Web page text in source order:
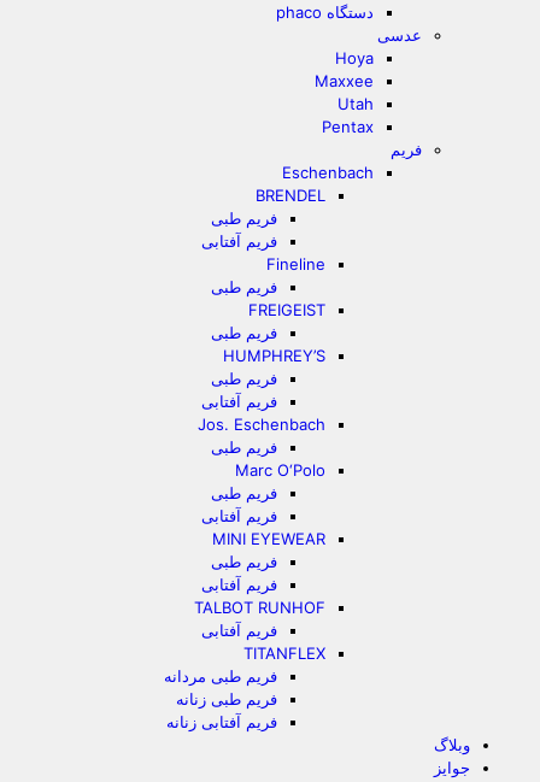
دستگاه phaco
عدسی
Hoya
Maxxee
Utah
Pentax
فریم
Eschenbach
BRENDEL
فریم طبی
فریم آفتابی
Fineline
فریم طبی
FREIGEIST
فریم طبی
HUMPHREY’S
فریم طبی
فریم آفتابی
Jos. Eschenbach
فریم طبی
Marc O‘Polo
فریم طبی
فریم آفتابی
MINI EYEWEAR
فریم طبی
فریم آفتابی
TALBOT RUNHOF
فریم آفتابی
TITANFLEX
فریم طبی مردانه
فریم طبی زنانه
فریم آفتابی زنانه
وبلاگ
جوایز